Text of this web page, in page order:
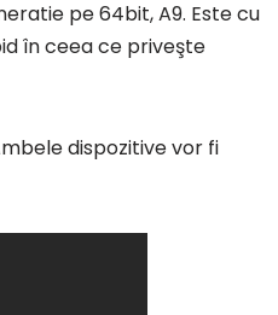
pe 64bit, A9. Este cu
în ceea ce priveşte
dispozitive vor fi